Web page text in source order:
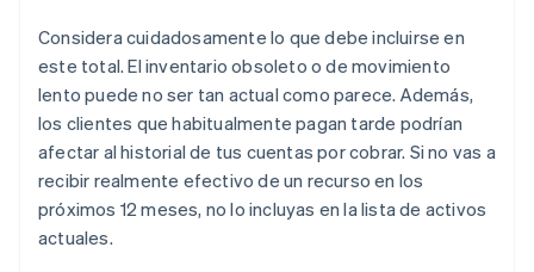
Considera cuidadosamente lo que debe incluirse en
este total. El inventario obsoleto o de movimiento
lento puede no ser tan actual como parece. Además,
los clientes que habitualmente pagan tarde podrían
afectar al historial de tus cuentas por cobrar. Si no vas a
recibir realmente efectivo de un recurso en los
próximos 12 meses, no lo incluyas en la lista de activos
actuales.